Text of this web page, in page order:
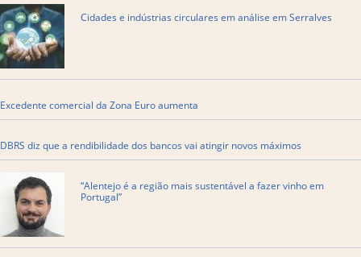
Cidades e indústrias circulares em análise em Serralves
Excedente comercial da Zona Euro aumenta
DBRS diz que a rendibilidade dos bancos vai atingir novos máximos
“Alentejo é a região mais sustentável a fazer vinho em
Portugal”